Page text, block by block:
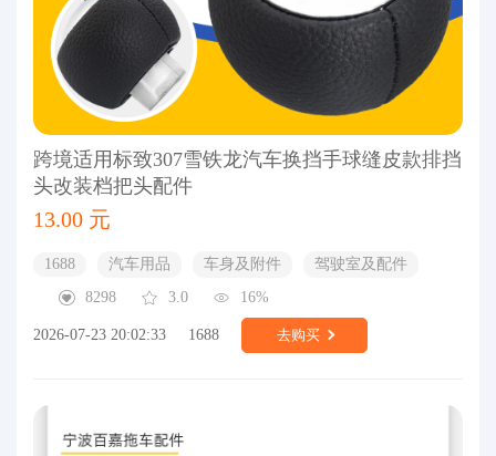
跨境适用标致307雪铁龙汽车换挡手球缝皮款排挡
头改装档把头配件
13.00 元
1688 汽车用品 车身及附件
驾驶室及配件
8298
3.0 16%
2026-07-23 20:02:33 1688 去购买